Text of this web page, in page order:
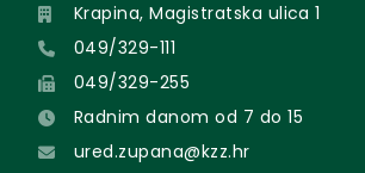
Krapina, Magistratska ulica 1
049/329-111
049/329-255
Radnim danom od 7 do 15
ured.zupana@kzz.hr